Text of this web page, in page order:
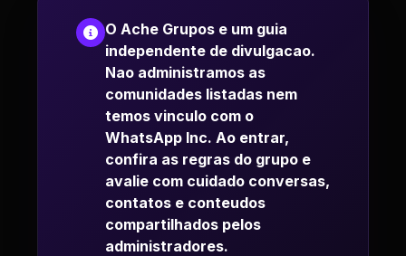
O Ache Grupos e um guia
independente de divulgacao.
Nao administramos as
comunidades listadas nem
temos vinculo com o
WhatsApp Inc. Ao entrar,
confira as regras do grupo e
avalie com cuidado conversas,
contatos e conteudos
compartilhados pelos
administradores.